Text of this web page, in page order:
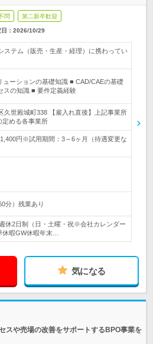
問 第二新卒歓迎
： 2026/10/29
ステム（販売・生産・経理）に携わってい
ューションの基礎知識 ■ CAD/CAEの基礎
スの知識 ■ 要件定義経験
久世殿城町338 【雇入れ直後】上記事業所
定める各事業所
円※試用期間：3～6ヶ月（待遇変更な
分）残業あり
休2日制（日・土曜・祝※会社カレンダー
休暇GW休暇年末…
気になる
スや売場の改善をサポートするBPO事業を